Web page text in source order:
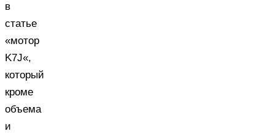
в
статье
«мотор
K7J«,
который
кроме
объема
и